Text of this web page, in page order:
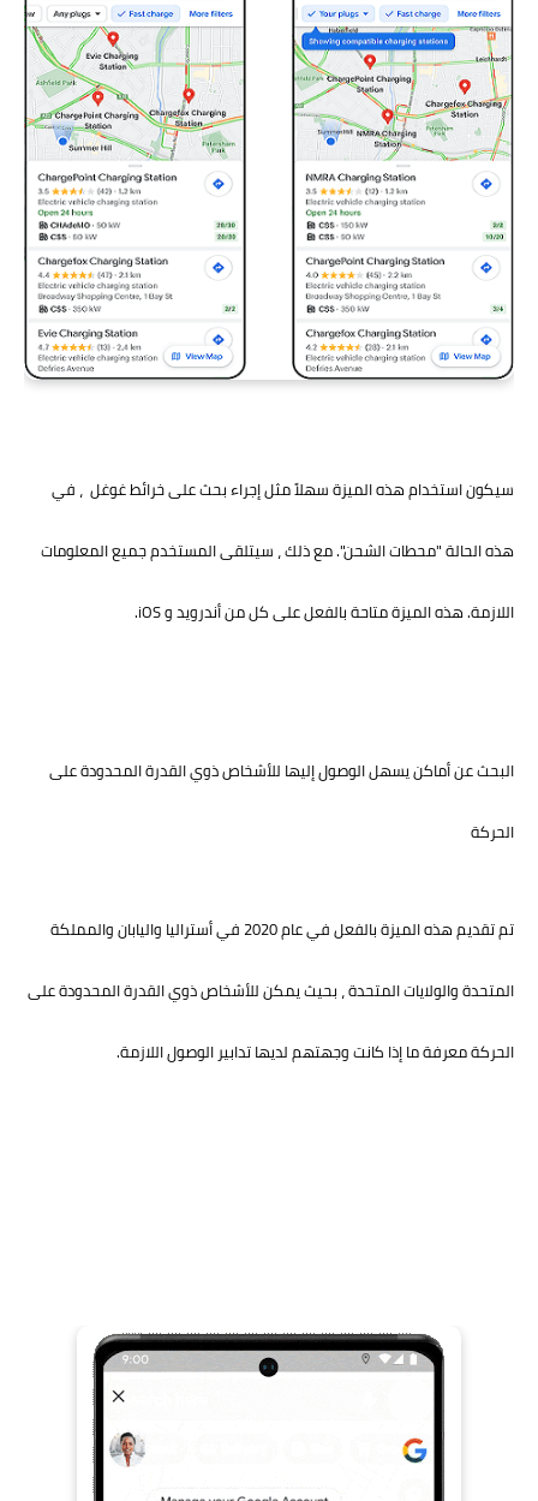
سيكون استخدام هذه الميزة سهلاً مثل إجراء بحث على خرائط غوغل ، في
هذه الحالة "محطات الشحن". مع ذلك ، سيتلقى المستخدم جميع المعلومات
اللازمة. هذه الميزة متاحة بالفعل على كل من أندرويد و iOS.
البحث عن أماكن يسهل الوصول إليها للأشخاص ذوي القدرة المحدودة على
الحركة
تم تقديم هذه الميزة بالفعل في عام 2020 في أستراليا واليابان والمملكة
المتحدة والولايات المتحدة ، بحيث يمكن للأشخاص ذوي القدرة المحدودة على
الحركة معرفة ما إذا كانت وجهتهم لديها تدابير الوصول اللازمة.